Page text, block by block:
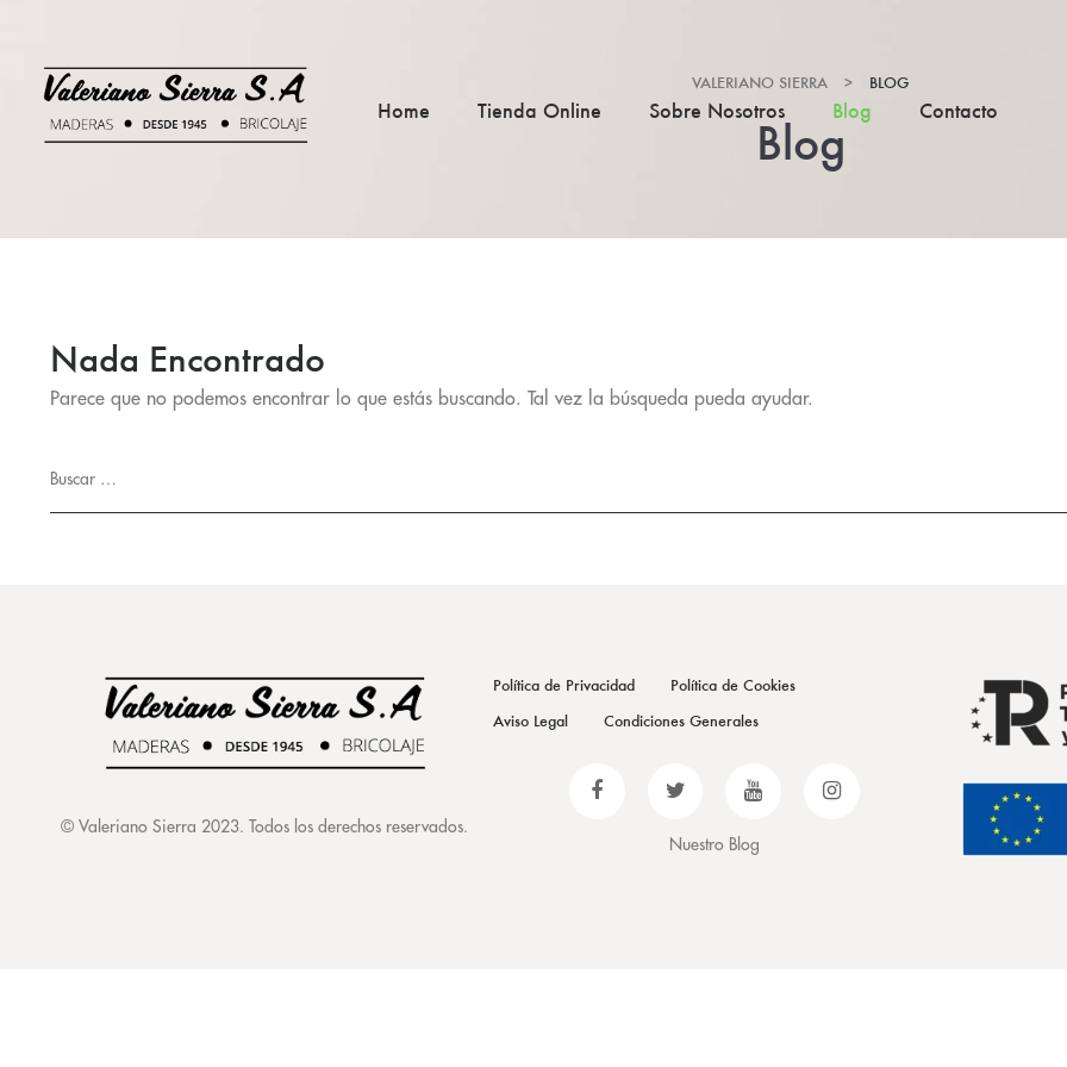
Home Tienda Online Sobre Nosotros Blog Contacto
VALERIANO SIERRA > BLOG
Blog
Nada Encontrado
Parece que no podemos encontrar lo que estás buscando. Tal vez la búsqueda pueda ayudar.
© Valeriano Sierra 2023. Todos los derechos reservados.
Política de Privacidad
Política de Cookies
Aviso Legal
Condiciones Generales
Nuestro Blog